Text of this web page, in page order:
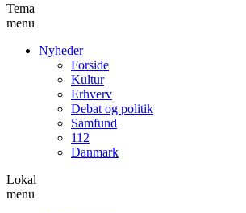
Tema
menu
Nyheder
Forside
Kultur
Erhverv
Debat og politik
Samfund
112
Danmark
Lokal
menu